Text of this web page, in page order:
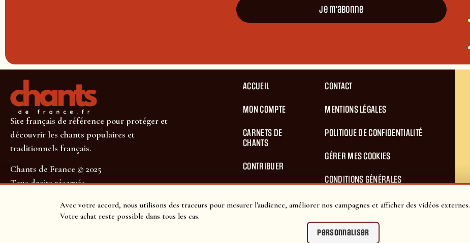
Avec votre accord, nous utilisons des traceurs pour mesurer l'audience, améliorer nos campagnes et afficher des vidéos externes.
Votre achat reste possible dans tous les cas.
Personnaliser
Je m'abonne
Site français de référence pour protéger et
découvrir les chants populaires et
traditionnels français.
Chants de France © 2025
Tous droits réservés
SUIVEZ-NOUS POUR NE RIEN MANQUER !
ACCUEIL
MON COMPTE
CARNETS DE
CHANTS
CONTRIBUER
CONTACT
MENTIONS LÉGALES
POLITIQUE DE CONFIDENTIALITÉ
GÉRER MES COOKIES
CONDITIONS GÉNÉRALES
CONDITIONS GÉNÉRALES DE VENTES